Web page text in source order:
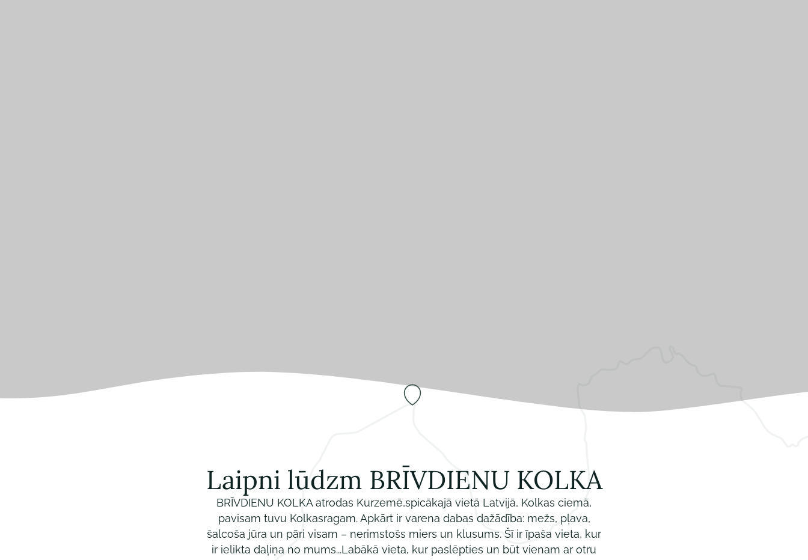
Laipni lūdzm BRĪVDIENU KOLKA
BRĪVDIENU KOLKA atrodas Kurzemē,spicākajā vietā Latvijā, Kolkas ciemā,
pavisam tuvu Kolkasragam. Apkārt ir varena dabas dažādība: mežs, pļava,
šalcoša jūra un pāri visam – nerimstošs miers un klusums. Šī ir īpaša vieta, kur
ir ielikta daļiņa no mums...Labākā vieta, kur paslēpties un būt vienam ar otru